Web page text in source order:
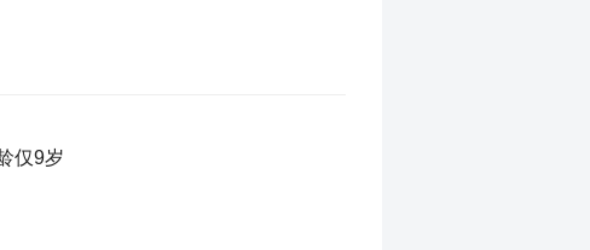
仅9岁